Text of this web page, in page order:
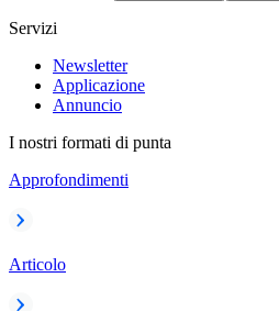
Servizi
Newsletter
Applicazione
Annuncio
I nostri formati di punta
Approfondimenti
Articolo